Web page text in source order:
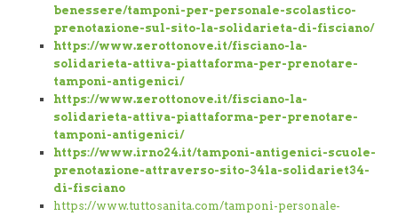
benessere/tamponi-per-personale-scolastico-
prenotazione-sul-sito-la-solidarieta-di-fisciano/
https://www.zerottonove.it/fisciano-la-
solidarieta-attiva-piattaforma-per-prenotare-
tamponi-antigenici/
https://www.zerottonove.it/fisciano-la-
solidarieta-attiva-piattaforma-per-prenotare-
tamponi-antigenici/
https://www.irno24.it/tamponi-antigenici-scuole-
prenotazione-attraverso-sito-34la-solidariet34-
di-fisciano
https://www.tuttosanita.com/tamponi-personale-